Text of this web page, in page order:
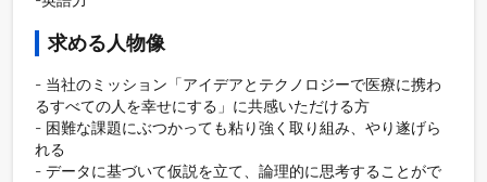
求める人物像
- 当社のミッション「アイデアとテクノロジーで医療に携わ
るすべての人を幸せにする」に共感いただける方
- 困難な課題にぶつかっても粘り強く取り組み、やり遂げら
れる
- データに基づいて仮説を立て、論理的に思考することがで